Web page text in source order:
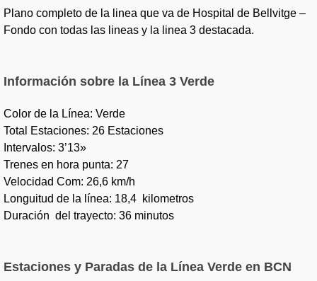
Plano completo de la linea que va de Hospital de Bellvitge –
Fondo con todas las lineas y la linea 3 destacada.
Información sobre la Línea 3 Verde
Color de la Línea: Verde
Total Estaciones: 26 Estaciones
Intervalos: 3’13»
Trenes en hora punta: 27
Velocidad Com: 26,6 km/h
Longuitud de la línea: 18,4 kilometros
Duración del trayecto: 36 minutos
Estaciones y Paradas de la Línea Verde en BCN